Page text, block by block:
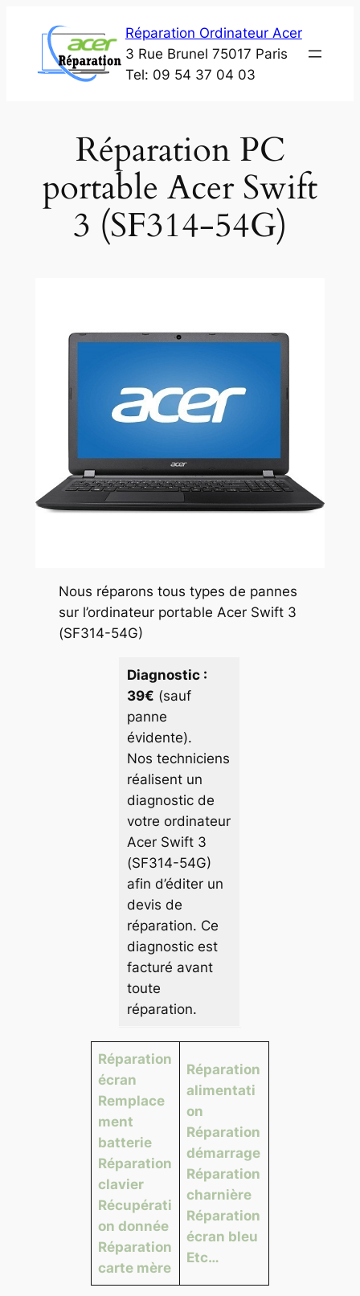
contenu
Réparation Ordinateur Acer
3 Rue Brunel 75017 Paris
Tel: 09 54 37 04 03
Réparation PC
portable Acer Swift
3 (SF314-54G)
Nous réparons tous types de pannes
sur l’ordinateur portable Acer Swift 3
(SF314-54G)
Diagnostic :
39€ (sauf
panne
évidente).
Nos techniciens
réalisent un
diagnostic de
votre ordinateur
Acer Swift 3
(SF314-54G)
afin d’éditer un
devis de
réparation. Ce
diagnostic est
facturé avant
toute
réparation.
Réparation
écran
Remplace
ment
batterie
Réparation
clavier
Récupérati
on donnée
Réparation
carte mère
Réparation
alimentati
on
Réparation
démarrage
Réparation
charnière
Réparation
écran bleu
Etc…